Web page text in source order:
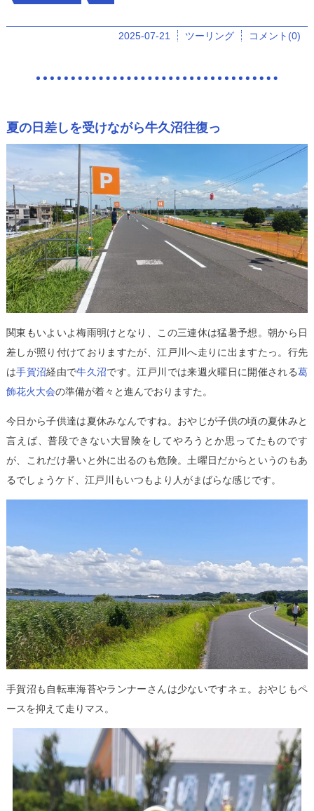
2025-07-21 ツーリング コメント(0)
夏の日差しを受けながら牛久沼往復っ
関東もいよいよ梅雨明けとなり、この三連休は猛暑予想。朝から日
差しが照り付けておりますたが、江戸川へ走りに出ますたっ。行先
は手賀沼経由で牛久沼です。江戸川では来週火曜日に開催される葛
飾花火大会の準備が着々と進んでおりますた。
今日から子供達は夏休みなんですね。おやじが子供の頃の夏休みと
言えば、普段できない大冒険をしてやろうとか思ってたものです
が、これだけ暑いと外に出るのも危険。土曜日だからというのもあ
るでしょうケド、江戸川もいつもより人がまばらな感じです。
手賀沼も自転車海苔やランナーさんは少ないですネェ。おやじもペ
ースを抑えて走りマス。